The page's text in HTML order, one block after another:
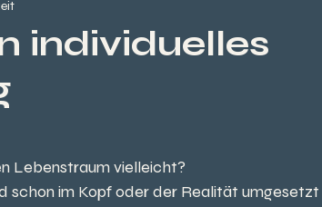
individuelles
Lebenstraum vielleicht?
schon im Kopf oder der Realität